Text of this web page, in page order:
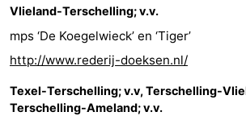
Vlieland-Terschelling; v.v.
mps ‘De Koegelwieck’ en ‘Tiger’
http://www.rederij-doeksen.nl/
Texel-Terschelling; v.v, Terschelling-
Terschelling-Ameland; v.v.